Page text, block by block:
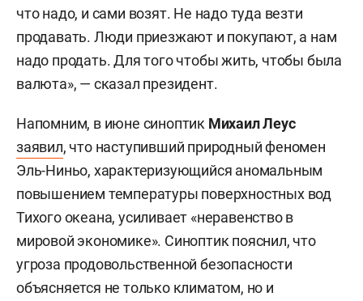
что надо, и сами возят. Не надо туда везти
продавать. Люди приезжают и покупают, а нам
надо продать. Для того чтобы жить, чтобы была
валюта», — сказал президент.
Напомним, в июне синоптик Михаил Леус
заявил, что наступивший природный феномен
Эль-Ниньо, характеризующийся аномальным
повышением температуры поверхностных вод
Тихого океана, усиливает «неравенство в
мировой экономике». Синоптик пояснил, что
угроза продовольственной безопасности
объясняется не только климатом, но и